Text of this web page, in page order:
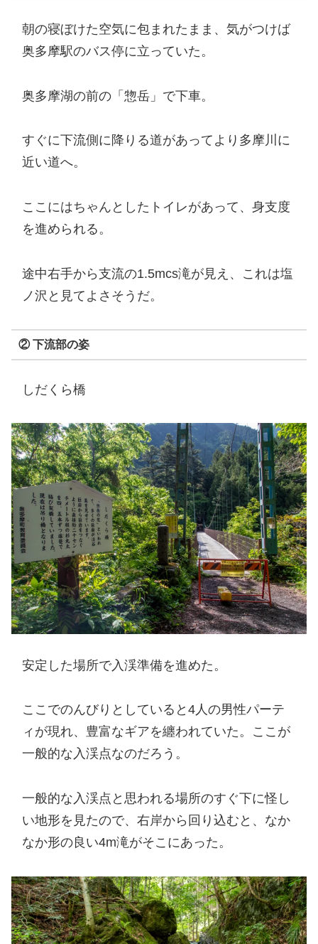
朝の寝ぼけた空気に包まれたまま、気がつけば
奥多摩駅のバス停に立っていた。
奥多摩湖の前の「惣岳」で下車。
すぐに下流側に降りる道があってより多摩川に
近い道へ。
ここにはちゃんとしたトイレがあって、身支度
を進められる。
途中右手から支流の1.5mcs滝が見え、これは塩
ノ沢と見てよさそうだ。
② 下流部の姿
しだくら橋
安定した場所で入渓準備を進めた。
ここでのんびりとしていると4人の男性パーテ
ィが現れ、豊富なギアを纏われていた。ここが
一般的な入渓点なのだろう。
一般的な入渓点と思われる場所のすぐ下に怪し
い地形を見たので、右岸から回り込むと、なか
なか形の良い4m滝がそこにあった。